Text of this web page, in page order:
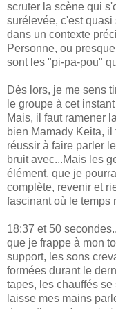
scruter la scène qui
surélevée, c'est
dans un contexte
Personne, ou
sont les "pi-pa-pou"
Dès lors, je me sens
le groupe à cet
Mais, il faut ramener
bien Mamady Keita,
réussir à faire parler
bruit avec...Mais les
élément, que je
complète, revenir et
fascinant où le temps
18:37 et 50
que je frappe à mon
support, les sons
formées durant le
tapes, les chauffés
laisse mes mains